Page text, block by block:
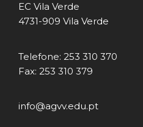
EC Vila Verde
4731-909 Vila Verde
Telefone: 253 310 370
Fax: 253 310 379
info@agvv.edu.pt